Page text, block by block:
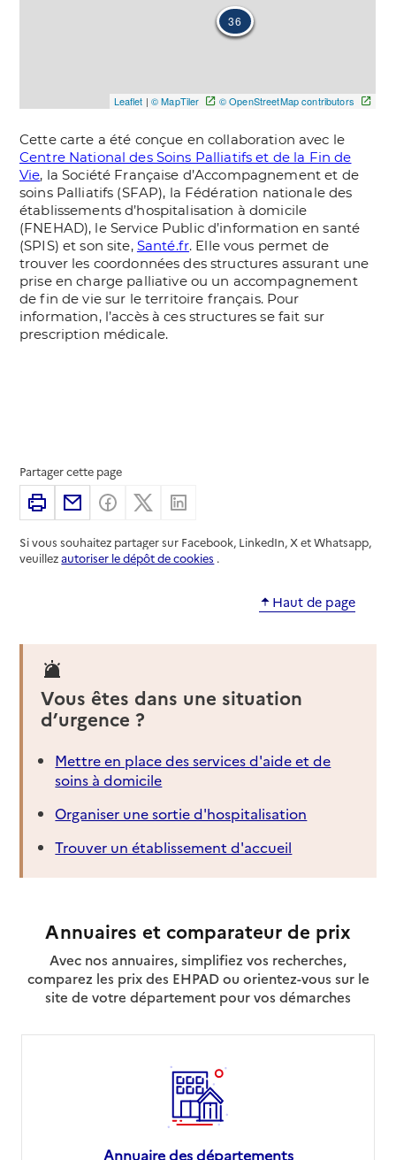
Partager cette page
ImprimerPartager par email
Partager sur Facebook
Partager sur X
Si vous souhaitez partager sur Facebook, LinkedIn, X et Whatsapp,
veuillezautoriser le dépôt de cookies .
Haut de page
Vous êtes dans une situation
d’urgence ?
Mettre en place des services d'aide et de
soins à domicile
Organiser une sortie d'hospitalisation
Trouver un établissement d'accueil
Annuaires et comparateur de prix
Avec nos annuaires, simplifiez vos recherches,
comparez les prix des EHPAD ou orientez-vous sur le
site de votre département pour vos démarches
Annuaire des départements